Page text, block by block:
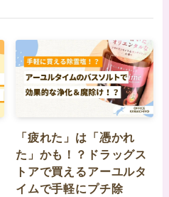
「疲れた」は「憑かれ
た」かも！？ドラッグス
トアで買えるアーユルタ
イムで手軽にプチ除